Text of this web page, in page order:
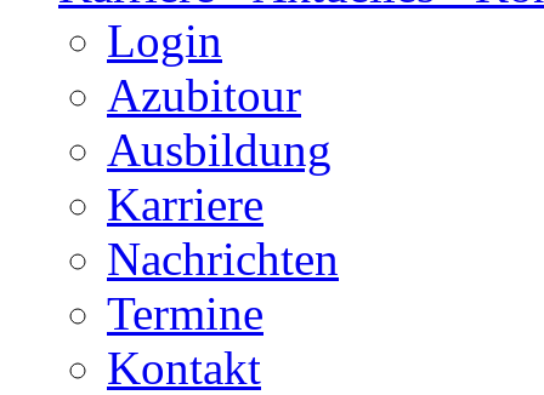
Login
Azubitour
Ausbildung
Karriere
Nachrichten
Termine
Kontakt